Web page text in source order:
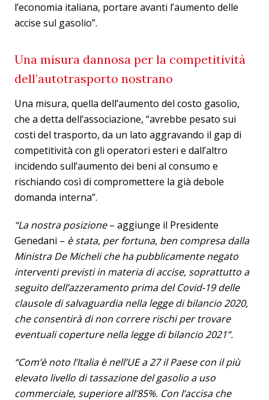
l’economia italiana, portare avanti l’aumento delle
accise sul gasolio”.
Una misura dannosa per la competitività
dell’autotrasporto nostrano
Una misura, quella dell’aumento del costo gasolio,
che a detta dell’associazione, “avrebbe pesato sui
costi del trasporto, da un lato aggravando il gap di
competitività con gli operatori esteri e dall’altro
incidendo sull’aumento dei beni al consumo e
rischiando così di compromettere la già debole
domanda interna”.
“La nostra posizione– aggiunge il Presidente
Genedani – è stata, per fortuna, ben compresa dalla
Ministra De Micheli che ha pubblicamente negato
interventi previsti in materia di accise, soprattutto a
seguito dell’azzeramento prima del Covid-19 delle
clausole di salvaguardia nella legge di bilancio 2020,
che consentirà di non correre rischi per trovare
eventuali coperture nella legge di bilancio 2021”.
“Com’è noto l’Italia è nell’UE a 27 il Paese con il più
elevato livello di tassazione del gasolio a uso
commerciale, superiore all’85%. Con l’accisa che